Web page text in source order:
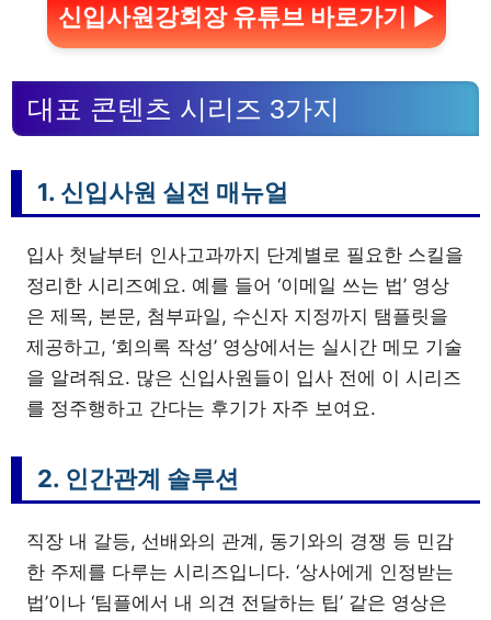
신입사원강회장 유튜브 바로가기 ▶
대표 콘텐츠 시리즈 3가지
1. 신입사원 실전 매뉴얼
입사 첫날부터 인사고과까지 단계별로 필요한 스킬을
정리한 시리즈예요. 예를 들어 ‘이메일 쓰는 법’ 영상
은 제목, 본문, 첨부파일, 수신자 지정까지 탬플릿을
제공하고, ‘회의록 작성’ 영상에서는 실시간 메모 기술
을 알려줘요. 많은 신입사원들이 입사 전에 이 시리즈
를 정주행하고 간다는 후기가 자주 보여요.
2. 인간관계 솔루션
직장 내 갈등, 선배와의 관계, 동기와의 경쟁 등 민감
한 주제를 다루는 시리즈입니다. ‘상사에게 인정받는
법’이나 ‘팀플에서 내 의견 전달하는 팁’ 같은 영상은